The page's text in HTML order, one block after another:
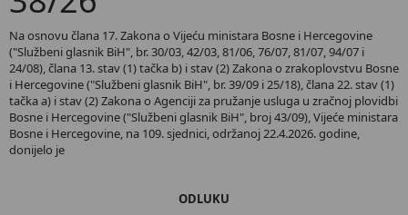
Na osnovu člana 17. Zakona o Vijeću ministara Bosne i Hercegovine
("Službeni glasnik BiH", br. 30/03, 42/03, 81/06, 76/07, 81/07, 94/07 i
24/08), člana 13. stav (1) tačka b) i stav (2) Zakona o zrakoplovstvu Bosne
i Hercegovine ("Službeni glasnik BiH", br. 39/09 i 25/18), člana 22. stav (1)
tačka a) i stav (2) Zakona o Agenciji za pružanje usluga u zračnoj plovidbi
Bosne i Hercegovine ("Službeni glasnik BiH", broj 43/09), Vijeće ministara
Bosne i Hercegovine, na 109. sjednici, održanoj 22.4.2026. godine,
donijelo je
ODLUKU